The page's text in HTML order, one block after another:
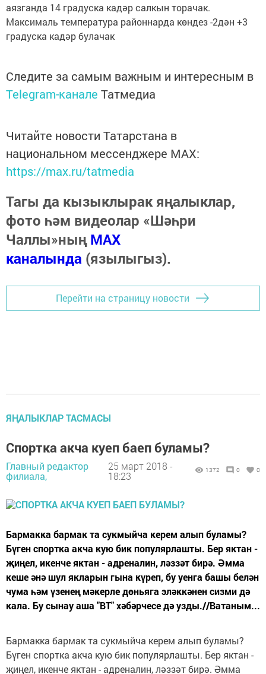
аязганда 14 градуска кадәр салкын торачак.
Максималь температура районнарда көндез -2дән +3
градуска кадәр булачак
Следите за самым важным и интересным в
Telegram-канале Татмедиа
Читайте новости Татарстана в
национальном мессенджере MАХ:
https://max.ru/tatmedia
Тагы да кызыклырак яңалыклар,
фото һәм видеолар «Шәһри
Чаллы»ныңMAX
каналында (язылыгыз).
Перейти на страницу новости
ЯҢАЛЫКЛАР ТАСМАСЫ
Спортка акча куеп баеп буламы?
Главный редактор
филиала,
25 март 2018 -
18:23
1372 0 0
Бармакка бармак та сукмыйча керем алып буламы?
Бүген спортка акча кую бик популярлашты. Бер яктан -
җиңел, икенче яктан - адреналин, ләззәт бирә. Әмма
кеше әнә шул якларын гына күреп, бу уенга башы белән
чума һәм үзенең мәкерле дөньяга эләккәнен сизми дә
кала. Бу сынау аша "ВТ" хәбәрчесе дә узды.//Ватаным...
Бармакка бармак та сукмыйча керем алып буламы?
Бүген спортка акча кую бик популярлашты. Бер яктан -
җиңел, икенче яктан - адреналин, ләззәт бирә. Әмма